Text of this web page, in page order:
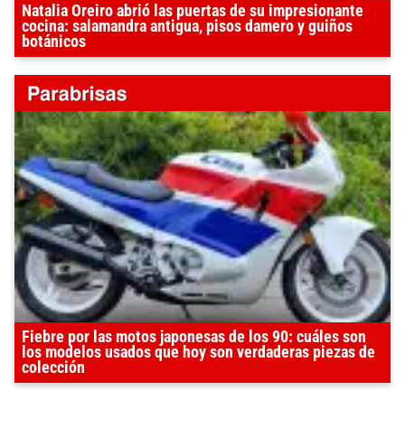
Natalia Oreiro abrió las puertas de su impresionante
cocina: salamandra antigua, pisos damero y guiños
botánicos
Fiebre por las motos japonesas de los 90: cuáles son
los modelos usados que hoy son verdaderas piezas de
colección